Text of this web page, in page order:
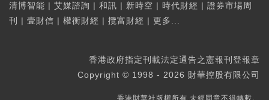
清博智能 | 艾媒諮詢 | 和訊 | 新時空 | 時代財經 | 證券市場周
刊
| 壹財信 | 權衡財經 | 攬富財經 | 更多...
香港政府指定刊載法定通告之憲報刊登報章
Copyright © 1998 - 2026 財華控股有限公司